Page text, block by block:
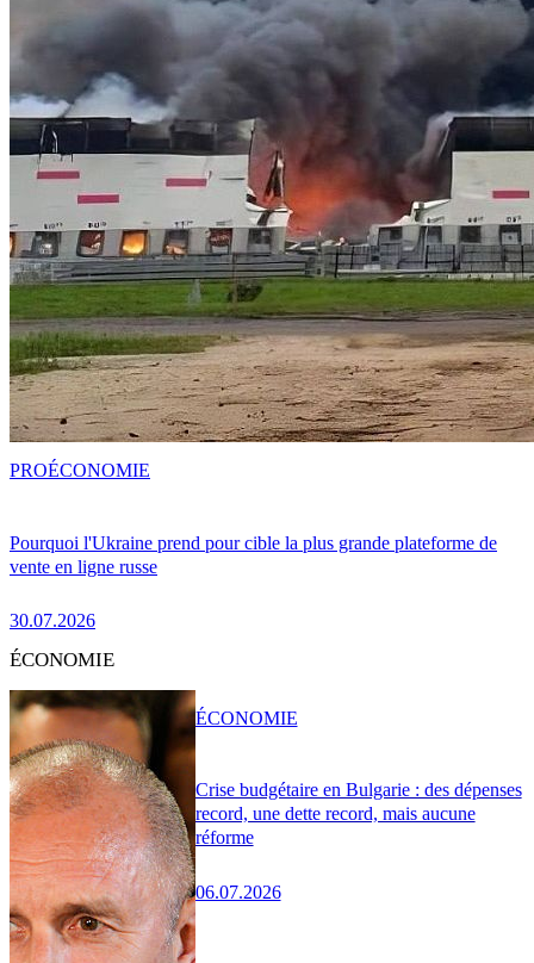
Pourquoi l'Ukraine prend pour cible la plus grande plateforme de
vente en ligne russe
30.07.2026
PROÉCONOMIE
ÉCONOMIE
Crise budgétaire en Bulgarie : des dépenses
record, une dette record, mais aucune
réforme
06.07.2026
ÉCONOMIE